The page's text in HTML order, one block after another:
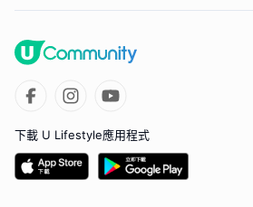
下載 U Lifestyle應用程式